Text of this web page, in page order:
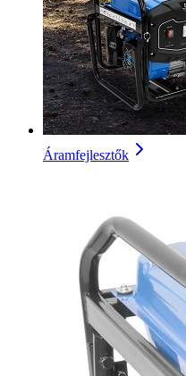
Áramfejlesztők